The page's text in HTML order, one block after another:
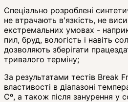
Спеціально розроблені
не втрачають в'язкість, не
екстремальних умовах -
пил, бруд, вологість і навіть
дозволяють зберігати
тривалого терміну;
За результатами тестів Break
властивості в діапазоні
Cº, а також після занурення у